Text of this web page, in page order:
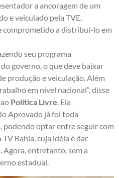
a ancoragem de um
e veiculado pela TVE,
comprometido a distribuí-lo em
seu programa
governo, o que deve baixar
produção e veiculação. Além
em nível nacional”, disse
Política Livre. Ela
Aprovado já foi toda
podendo optar entre seguir com
Bahia, cuja idéia é dar
entretanto, sem a
estadual.